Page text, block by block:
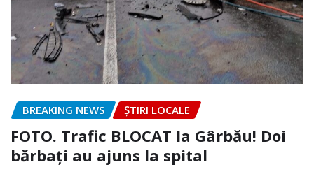
BREAKING NEWS ȘTIRI LOCALE
FOTO. Trafic BLOCAT la Gârbău! Doi
bărbați au ajuns la spital